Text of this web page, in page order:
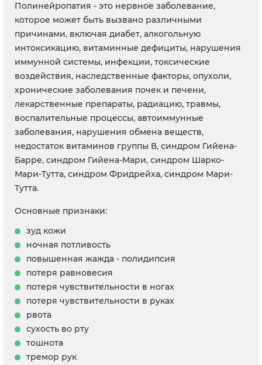
Полинейропатия - это нервное заболевание,
которое может быть вызвано различными
причинами, включая диабет, алкогольную
интоксикацию, витаминные дефициты, нарушения
иммунной системы, инфекции, токсические
воздействия, наследственные факторы, опухоли,
хронические заболевания почек и печени,
лекарственные препараты, радиацию, травмы,
воспалительные процессы, автоиммунные
заболевания, нарушения обмена веществ,
недостаток витаминов группы В, синдром Гийена-
Барре, синдром Гийена-Мари, синдром Шарко-
Мари-Тутта, синдром Фридрейха, синдром Мари-
Тутта.
Основные признаки:
зуд кожи
ночная потливость
повышенная жажда - полидипсия
потеря равновесия
потеря чувствительности в ногах
потеря чувствительности в руках
рвота
сухость во рту
тошнота
тремор рук